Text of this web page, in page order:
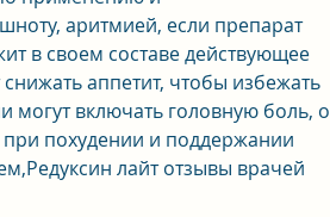
аритмией, если препарат
в своем составе действующее
аппетит, чтобы избежать
включать головную боль,
похудении и поддержании
лайт отзывы врачей